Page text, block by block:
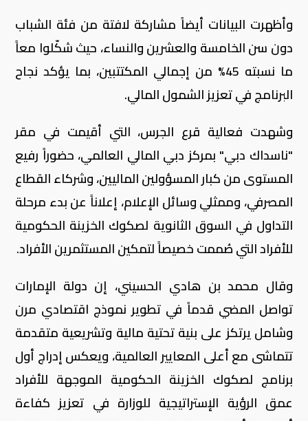
وأظهرت البيانات أيضاً مشاركة لافتة من فئة الشباب
دون سن الخامسة والعشرين والنساء، حيث شكّلوا معاً
ما نسبته 45% من إجمالي المكتتبين، بما يؤكد نجاح
البرنامج في تعزيز الشمول المالي.
وشهدت فعالية قرع الجرس، التي أقيمت في مقر
"ناسداك دبي" بمركز دبي المالي العالمي، حضوراً رفيع
المستوى من كبار المسؤولين الماليين، وشركاء القطاع
المصرفي، وممثلي وسائل الإعلام، إعلاناً عن بدء مرحلة
التداول في السوق الثانوية لصكوك الخزينة الحكومية
للأفراد التي صُممت خصيصاً لتمكين المستثمرين الأفراد.
وقال محمد بن هادي الحسيني، إن دولة الإمارات
تواصل المضي قدماً في تطوير نموذج اقتصادي مرن
وشامل يرتكز على بنية تحتية مالية وتشريعية متقدمة
تتماشى مع أعلى المعايير العالمية، ويعكس إدراج أول
برنامج لصكوك الخزينة الحكومية الموجهة للأفراد
عمق الرؤية الإستراتيجية للوزارة في تعزيز كفاءة